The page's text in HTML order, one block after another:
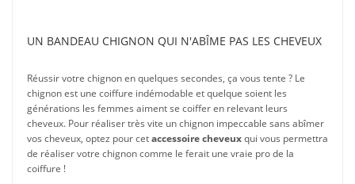
UN BANDEAU CHIGNON QUI N'ABÎME PAS LES CHEVEUX
Réussir votre chignon en quelques secondes, ça vous tente ? Le
chignon est une coiffure indémodable et quelque soient les
générations les femmes aiment se coiffer en relevant leurs
cheveux. Pour réaliser très vite un chignon impeccable sans abîmer
vos cheveux, optez pour cetaccessoire cheveuxqui vous permettra
de réaliser votre chignon comme le ferait une vraie pro de la
coiffure !